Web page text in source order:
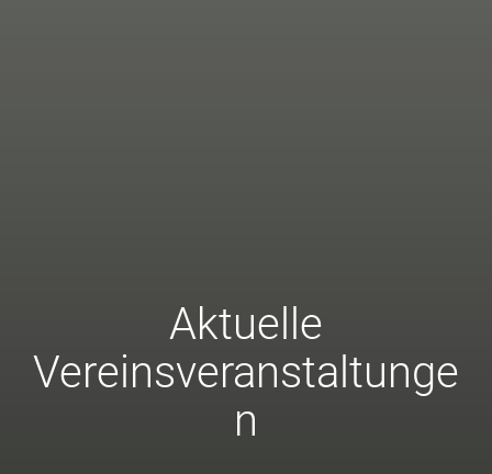
Aktuelle
Vereinsveranstaltunge
n